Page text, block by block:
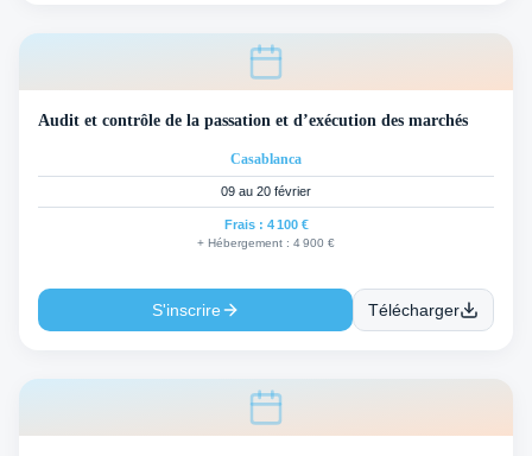
Audit et contrôle de la passation et d’exécution des marchés
Casablanca
09 au 20 février
Frais : 4 100 €
+ Hébergement : 4 900 €
S'inscrire Télécharger